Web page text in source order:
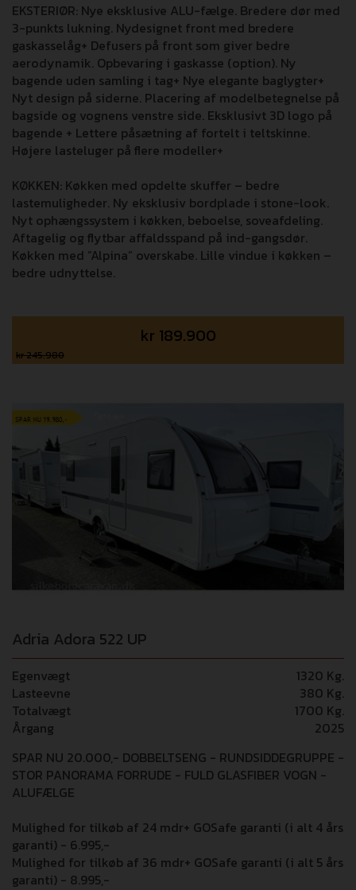
EKSTERIØR: Nye eksklusive ALU-fælge. Bredere dør med
3-punkts lukning. Nydesignet front med bredere
gaskasselåg+ Defusers på front som giver bedre
aerodynamik. Opbevaring i gaskasse (option). Ny
bagende uden samling i tag+ Nye elegante baglygter+
Nyt design på siderne. Placering af modelbetegnelse på
bagside og vognens venstre side. Eksklusivt 3D logo på
bagende + Lettere påsætning af fortelt i teltskinne.
Højere lasteluger på flere modeller+
KØKKEN: Køkken med opdelte skuffer – bedre
lastemuligheder. Ny eksklusiv bordplade i stone-look.
Nyt ophængssystem i køkken, beboelse, soveafdeling.
Aftagelig og flytbar affaldsspand på ind-gangsdør.
Køkken med ”Alpina” overskabe. Lille vindue i køkken –
bedre udnyttelse.
kr 189.900
kr 245.980
Adria Adora 522 UP
Egenvægt
1320 Kg.
Lasteevne
380 Kg.
Totalvægt
1700 Kg.
Årgang
2025
SPAR NU 20.000,- DOBBELTSENG - RUNDSIDDEGRUPPE -
STOR PANORAMA FORRUDE - FULD GLASFIBER VOGN -
ALUFÆLGE
Mulighed for tilkøb af 24 mdr+ GOSafe garanti (i alt 4 års
garanti) - 6.995,-
Mulighed for tilkøb af 36 mdr+ GOSafe garanti (i alt 5 års
garanti) - 8.995,-